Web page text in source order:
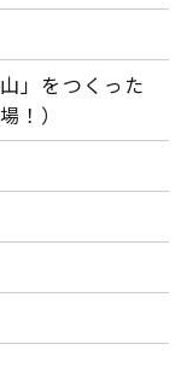
」をつくった
！）